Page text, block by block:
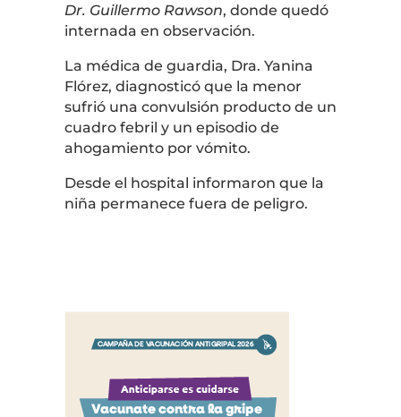
Dr. Guillermo Rawson, donde quedó
internada en observación.
La médica de guardia, Dra. Yanina
Flórez, diagnosticó que la menor
sufrió una convulsión producto de un
cuadro febril y un episodio de
ahogamiento por vómito.
Desde el hospital informaron que la
niña permanece fuera de peligro.